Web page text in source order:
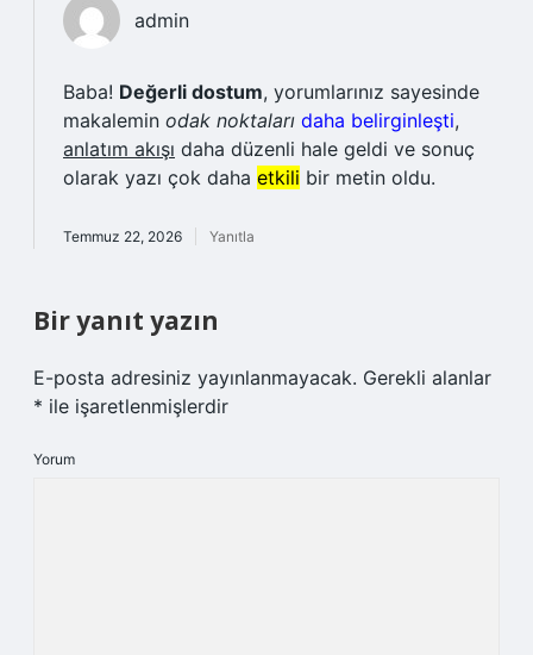
admin
Baba! Değerli dostum, yorumlarınız sayesinde
makalemin odak noktaları daha belirginleşti,
anlatım akışı daha düzenli hale geldi ve sonuç
olarak yazı çok daha etkili bir metin oldu.
Temmuz 22, 2026 Yanıtla
Bir yanıt yazın
E-posta adresiniz yayınlanmayacak. Gerekli alanlar
* ile işaretlenmişlerdir
Yorum